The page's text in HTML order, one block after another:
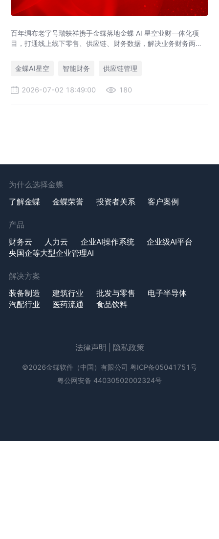
百年绸布老字号瑞蚨祥携手金蝶落地金蝶 AI 星空业财一体化项
目，打通线上线下零售、供应链、财务数据，解决业务财务两张
金蝶AI星空
智能财务 供应链管理
2026-07-02 18:49:00 180
为什么选择金蝶
了解金蝶
金蝶荣誉 投资者关系 客户案例
产品
财务云
人力云 企业AI操作系统
企业级AI平台
央国企等大型企业管理AI
解决方案
装备制造
建筑行业 批发与零售
电子半导体
汽配行业
医药流通 食品饮料
法律声明 隐私政策
©2026金蝶软件（中国）有限公司 粤ICP备05041751号
粤公网安备 44030502002324号